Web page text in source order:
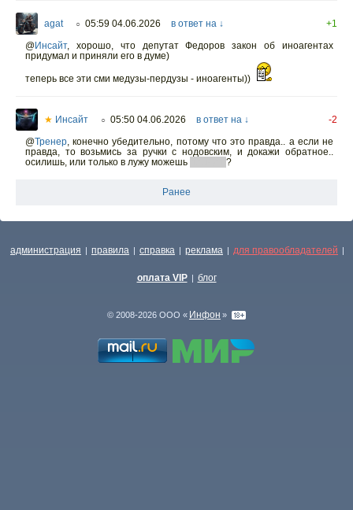
agat ○ 05:59 04.06.2026 в ответ на ↓
+1
@Инсайт, хорошо, что депутат Федоров закон об иноагентах
придумал и приняли его в думе)
теперь все эти сми медузы-пердузы - иноагенты))
★ Инсайт ○ 05:50 04.06.2026 в ответ на ↓
-2
@Тренер, конечно убедительно, потому что это правда.. а если не
правда, то возьмись за ручки с нодовским, и докажи обратное..
осилишь, или только в лужу можешь
?
Ранее
администрация | правила | справка | реклама | для правообладателей |
оплата VIP | блог
© 2008-2026 ООО « Инфон »